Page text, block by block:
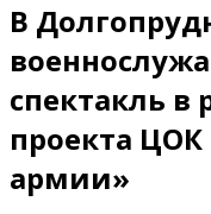
В
спектакль в
проекта ЦОК
армии»